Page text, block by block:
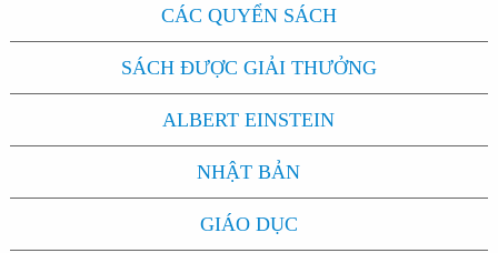
CÁC QUYỂN SÁCH
SÁCH ĐƯỢC GIẢI THƯỞNG
ALBERT EINSTEIN
NHẬT BẢN
GIÁO DỤC